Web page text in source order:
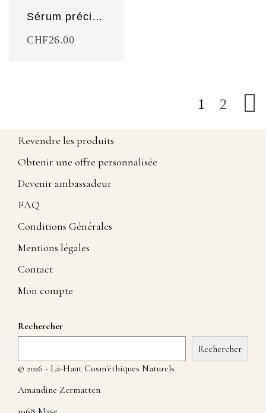
Sérum précieux Abricot et Pépins de raisin
CHF26.00
1 2
Revendre les produits
Obtenir une offre personnalisée
Devenir ambassadeur
FAQ
Conditions Générales
Mentions légales
Contact
Mon compte
Rechercher
Rechercher
© 2026 - Là-Haut Cosm'éthiques Naturels
Amandine Zermatten